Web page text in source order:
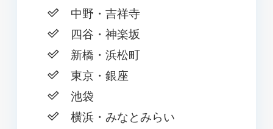
中野・吉祥寺
四谷・神楽坂
新橋・浜松町
東京・銀座
池袋
横浜・みなとみらい